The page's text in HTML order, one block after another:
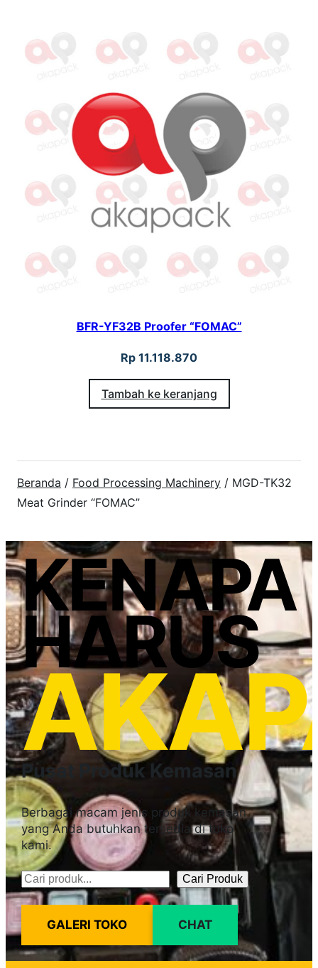
BFR-YF32B Proofer “FOMAC”
Rp 11.118.870
Tambah ke keranjang
Beranda / Food Processing Machinery / MGD-TK32
Meat Grinder “FOMAC”
KENAPA
HARUS
Pusat Produk Kemasan
Berbagai macam jenis produk kemasan
yang Anda butuhkan tersedia di toko
kami.
Pencarian Cari Produk
GALERI TOKO CHAT